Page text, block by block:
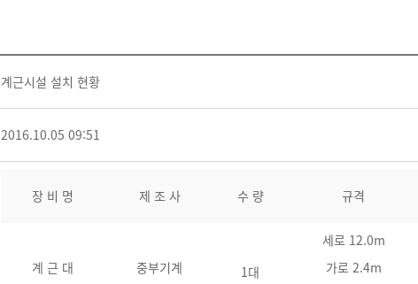
계근시설 설치 현황
2016.10.05 09:51
장 비 명 제 조 사 수 량 규격
계 근 대 중부기계 1대
세로 12.0m
가로 2.4m